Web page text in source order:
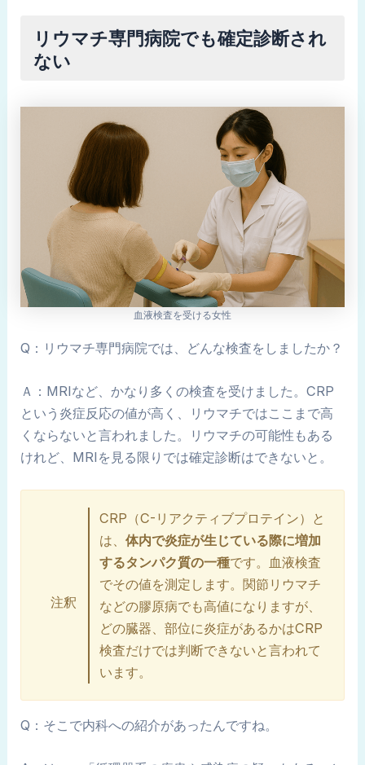
リウマチ専門病院でも確定診断され
ない
血液検査を受ける女性
Q：リウマチ専門病院では、どんな検査をしましたか？
Ａ：MRIなど、かなり多くの検査を受けました。CRP
という炎症反応の値が高く、リウマチではここまで高
くならないと言われました。リウマチの可能性もある
けれど、MRIを見る限りでは確定診断はできないと。
注釈
CRP（C-リアクティブプロテイン）と
は、体内で炎症が生じている際に増加
するタンパク質の一種です。血液検査
でその値を測定します。関節リウマチ
などの膠原病でも高値になりますが、
どの臓器、部位に炎症があるかはCRP
検査だけでは判断できないと言われて
います。
Q：そこで内科への紹介があったんですね。